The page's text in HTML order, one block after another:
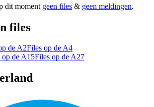
dit moment geen files & geen meldingen.
files
de A2Files op de A4
op de A15Files op de A27